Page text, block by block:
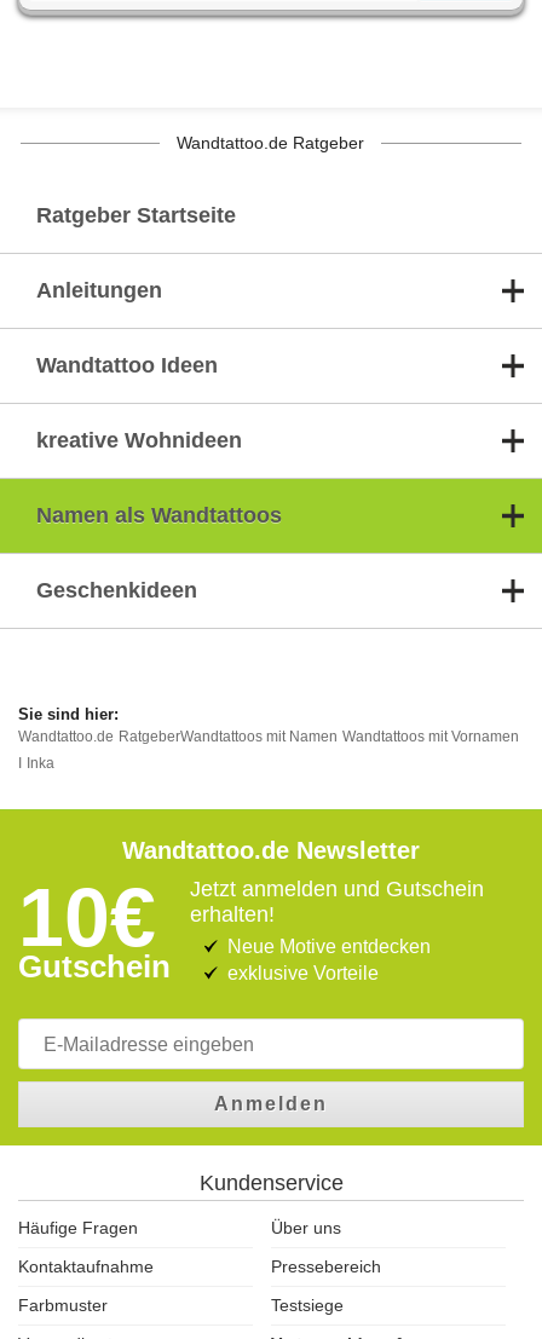
Wandtattoo.de Ratgeber
Ratgeber Startseite
Anleitungen
Wandtattoo Ideen
kreative Wohnideen
Namen als Wandtattoos
Geschenkideen
Wandtattoo.de RatgeberWandtattoos mit Namen Wandtattoos mit Vornamen
Inka
Wandtattoo.de Newsletter
10€
Gutschein
Jetzt anmelden und Gutschein
erhalten!
Neue Motive entdecken
exklusive Vorteile
Anmelden
Kundenservice
Häufige Fragen
Über uns
Kontaktaufnahme
Pressebereich
Farbmuster
Testsiege